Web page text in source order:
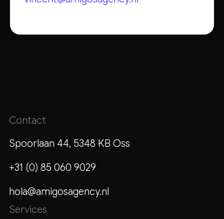
Contact
Spoorlaan 44, 5348 KB Oss
+31 (0) 85 060 9029
hola@amigosagency.nl
Services